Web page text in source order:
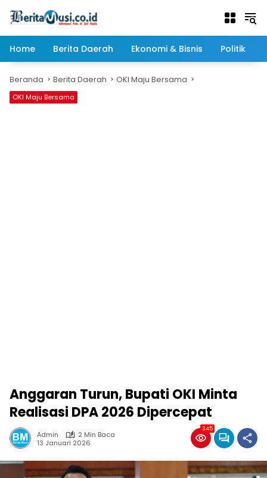
Home
Berita Daerah Ekonomi & Bisnis Politik
Beranda Berita Daerah OKI Maju Bersama
OKI Maju Bersama
Anggaran Turun, Bupati OKI Minta
Realisasi DPA 2026 Dipercepat
Admin
2 Min Baca
13 Januari 2026
345